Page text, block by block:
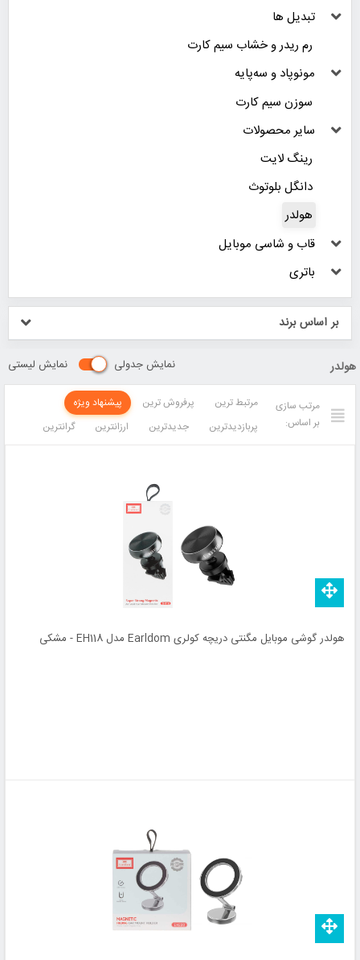
تبدیل ها
رم ریدر و خشاب سیم کارت
مونوپاد و سه‌پایه
سوزن سیم کارت
سایر محصولات
رینگ لایت
دانگل بلوتوث
هولدر
قاب و شاسی موبایل
باتری
بر اساس برند
هولدر نمایش جدولی نمایش لیستی
مرتب سازی
بر اساس:
مرتبط ترین پرفروش ترین
پیشنهاد ویژه
پربازدیدترین
جدیدترین ارزانترین گرانترین
هولدر گوشی موبایل مگنتی دریچه کولری Earldom مدل EH118 - مشکی